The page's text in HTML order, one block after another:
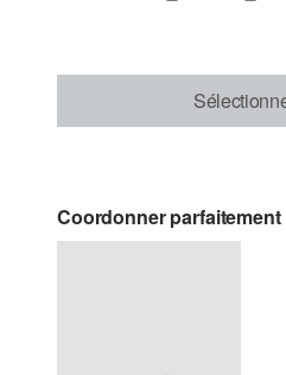
Coordonner parfaitement